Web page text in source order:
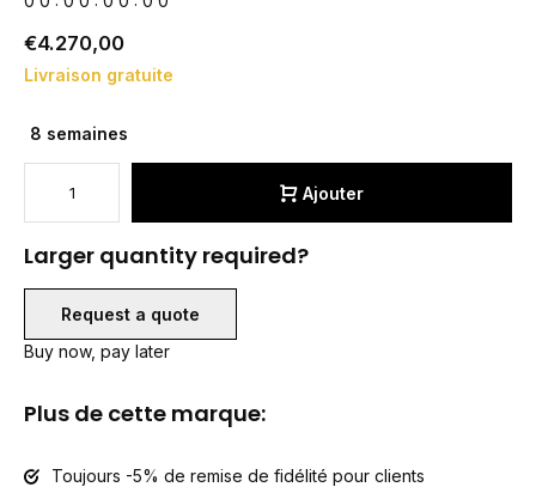
€4.270,00
Livraison gratuite
8 semaines
Ajouter
Larger quantity required?
Request a quote
Buy now, pay later
Plus de cette marque:
Toujours -5% de remise de fidélité pour clients